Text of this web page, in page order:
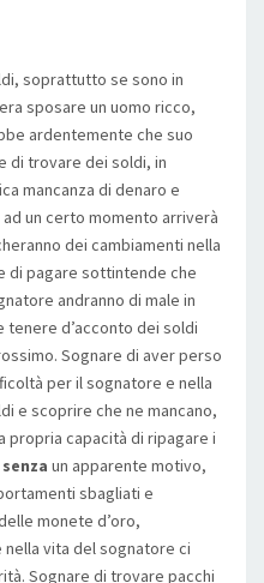
soprattutto se sono in
sposare un uomo ricco,
ardentemente che suo
di trovare dei soldi, in
mancanza di denaro e
un certo momento arriverà
dei cambiamenti nella
di pagare sottintende che
andranno di male in
d’acconto dei soldi
Sognare di aver perso
per il sognatore e nella
e scoprire che ne mancano,
propria capacità di ripagare i
senza un apparente motivo,
sbagliati e
monete d’oro,
nella vita del sognatore ci
Sognare di trovare pacchi